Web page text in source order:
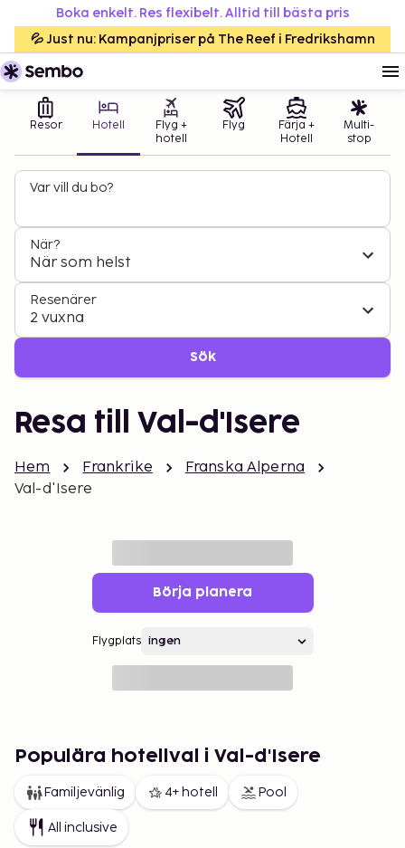
Boka enkelt. Res flexibelt. Alltid till bästa pris
💦 Just nu: Kampanjpriser på The Reef i Fredrikshamn
Resor Hotell
Flyg +
hotell
Flyg
Färja +
Hotell
Multi-
stop
Var vill du bo?
När?
När som helst
Resenärer
2 vuxna
Sök
Resa till Val-d'Isere
Hem Frankrike
Franska Alperna
Val-d'Isere
Börja planera
Flygplats
Populära hotellval i Val-d'Isere
Familjevänlig 4+ hotell Pool
All inclusive